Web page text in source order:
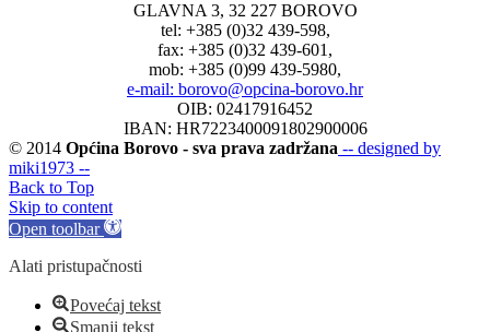
GLAVNA 3, 32 227 BOROVO
tel: +385 (0)32 439-598,
fax: +385 (0)32 439-601,
mob: +385 (0)99 439-5980,
e-mail: borovo@opcina-borovo.hr
OIB: 02417916452
IBAN: HR7223400091802900006
© 2014 Općina Borovo - sva prava zadržana -- designed by
miki1973 --
Back to Top
Skip to content
Open toolbar
Alati pristupačnosti
Povećaj tekst
Smanji tekst